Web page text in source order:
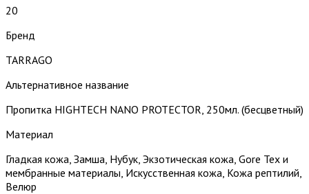
20
Бренд
TARRAGO
Альтернативное название
Пропитка HIGHTECH NANO PROTECTOR, 250мл. (бесцветный)
Материал
Гладкая кожа, Замша, Нубук, Экзотическая кожа, Gore Tex и
мембранные материалы, Искусственная кожа, Кожа рептилий,
Велюр